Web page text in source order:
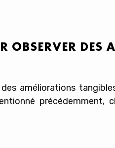
OBSERVER
améliorations